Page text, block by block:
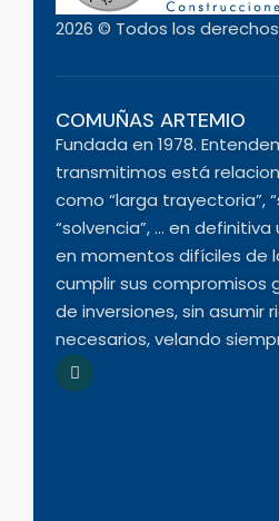
2026 © Todos los
COMUÑAS ARTEMIO
Fundada en 1978.
transmitimos está
como “larga trayectoria”,
“solvencia”, … en
en momentos difíciles de
cumplir sus compromisos
de inversiones, sin asumir
necesarios, velando